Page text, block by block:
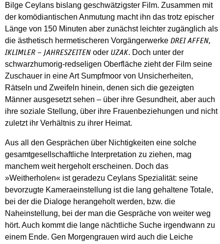
Bilge Ceylans bislang geschwätzigster Film. Zusammen mit
der komödiantischen Anmutung macht ihn das trotz epischer
Länge von 150 Minuten aber zunächst leichter zugänglich als
die ästhetisch hermetischeren Vorgängerwerke DREI AFFEN,
IKLIMLER – JAHRESZEITEN oder UZAK. Doch unter der
schwarzhumorig-redseligen Oberfläche zieht der Film seine
Zuschauer in eine Art Sumpfmoor von Unsicherheiten,
Rätseln und Zweifeln hinein, denen sich die gezeigten
Männer ausgesetzt sehen – über ihre Gesundheit, aber auch
ihre soziale Stellung, über ihre Frauenbeziehungen und nicht
zuletzt ihr Verhältnis zu ihrer Heimat.
Aus all den Gesprächen über Nichtigkeiten eine solche
gesamtgesellschaftliche Interpretation zu ziehen, mag
manchem weit hergeholt erscheinen. Doch das
»Weitherholen« ist geradezu Ceylans Spezialität: seine
bevorzugte Kameraeinstellung ist die lang gehaltene Totale,
bei der die Dialoge herangeholt werden, bzw. die
Naheinstellung, bei der man die Gespräche von weiter weg
hört. Auch kommt die lange nächtliche Suche irgendwann zu
einem Ende. Gen Morgengrauen wird auch die Leiche